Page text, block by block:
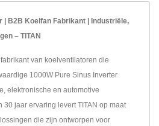
| B2B Koelfan Fabrikant | Industriële,
– TITAN
van koelventilatoren die
1000W Pure Sinus Inverter
elektronische en automotive
30 jaar ervaring levert TITAN op maat
die zijn ontworpen voor